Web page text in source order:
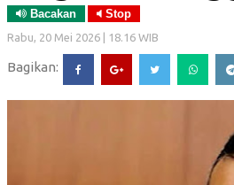
Bacakan Stop
Rabu, 20 Mei 2026 | 18.16 WIB
Bagikan: